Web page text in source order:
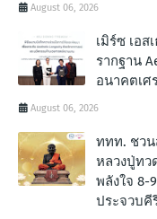
August 06, 2026
เมิร์ซ เอ
รากฐาน
อนาคตเศ
August 06, 2026
ททท. ชวน
หลวงปู่ทว
พลังใจ 8-
ประจวบคี